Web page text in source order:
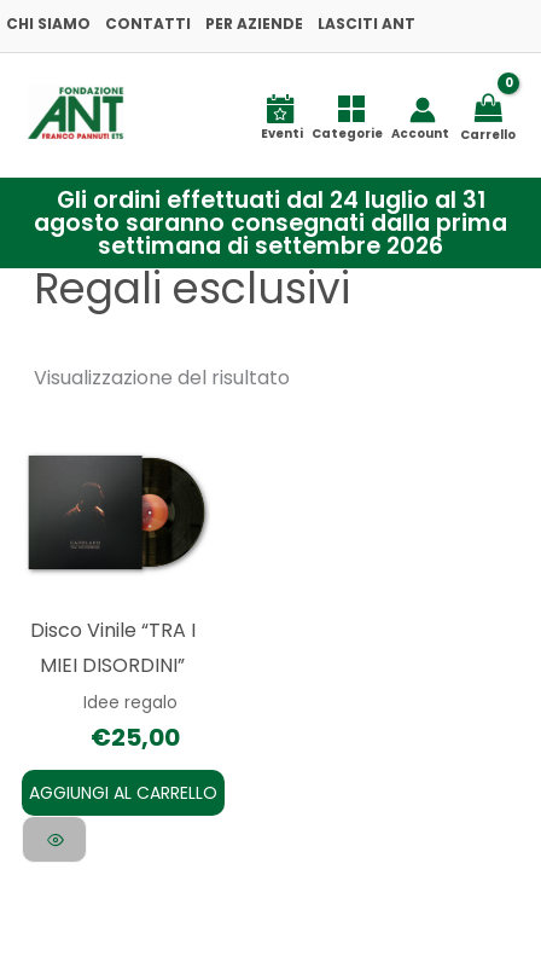
Vai
al
contenuto
CHI SIAMO CONTATTI PER AZIENDE LASCITI ANT
Eventi Categorie Account Carrello
Gli ordini effettuati dal 24 luglio al 31
agosto saranno consegnati dalla prima
settimana di settembre 2026
Regali esclusivi
Visualizzazione del risultato
Disco Vinile “TRA I
MIEI DISORDINI”
Idee regalo
€25,00
AGGIUNGI AL CARRELLO